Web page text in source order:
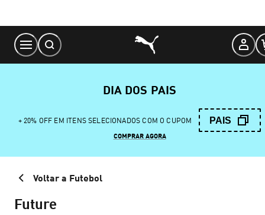
Content
DIA DOS PAIS
+ 20% OFF EM ITENS SELECIONADOS COM O CUPOM PAIS
COMPRAR AGORA
Voltar a Futebol
Future